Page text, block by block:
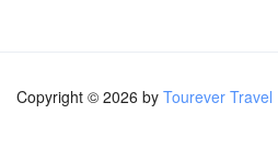
Copyright © 2026 by Tourever Travel